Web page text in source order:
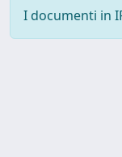
I documenti in